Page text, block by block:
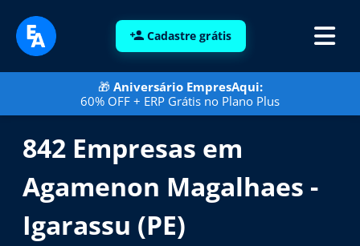
Cadastre grátis
🎁 Aniversário EmpresAqui:
60% OFF + ERP Grátis no Plano Plus
842 Empresas em
Agamenon Magalhaes -
Igarassu (PE)